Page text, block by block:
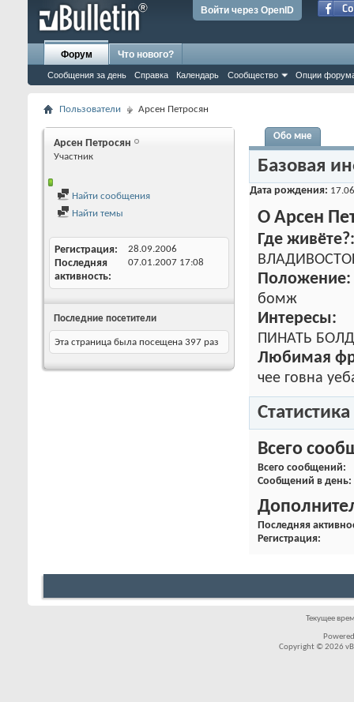
Войти через OpenID
Форум
Сообщения за день Справка Календарь Сообщество Опции
Что нового?
Пользователи Арсен Петросян
Арсен Петросян
Участник
Найти сообщения
Найти темы
Регистрация 28.09.2006
Последняя
активность
07.01.2007 17:08
Последние посетители
Эта страница была посещена 397 раз
Обо мне
Базовая
Дата рождения
О Арсен
Где живёте?:
Положение:
бомж
Интересы:
ПИНАТЬ
Любимая
чее говна
Статистика
Всего
Всего сообщений
Сообщений в день
Последняя
Регистрация
Текущее
Copyright © 2026